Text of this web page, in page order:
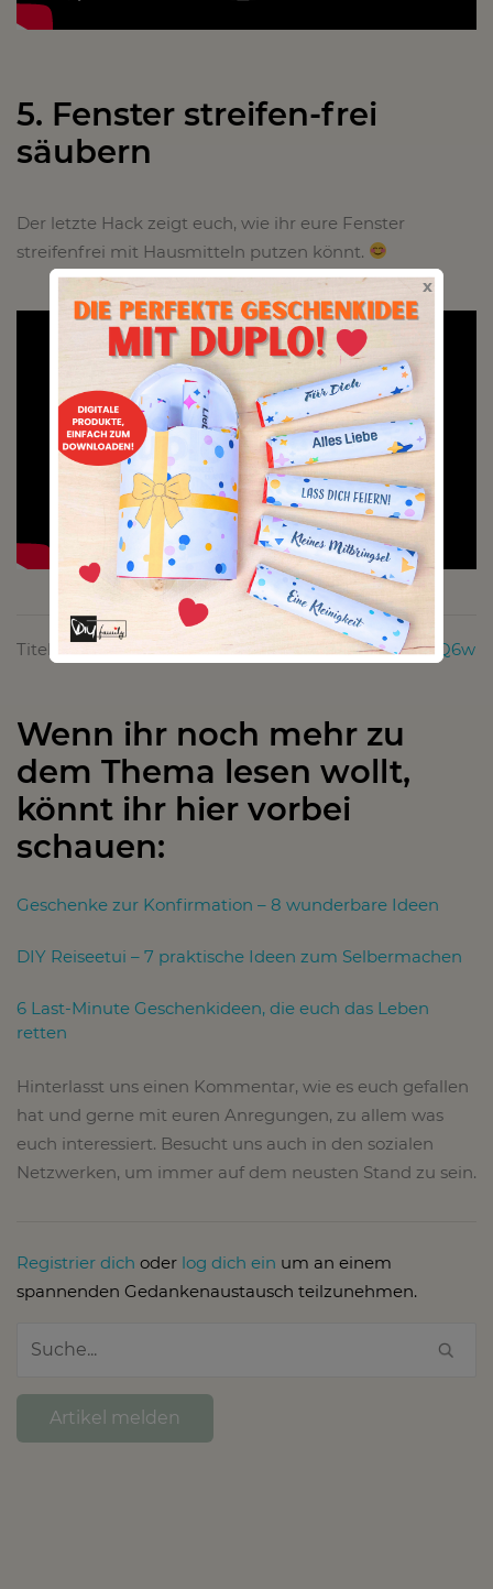
x
5. Fenster streifen-frei
säubern
Der letzte Hack zeigt euch, wie ihr eure Fenster
streifenfrei mit Hausmitteln putzen könnt.
Titelbild von:https://unsplash.com/photos/cpIgNaazQ6w
Wenn ihr noch mehr zu
dem Thema lesen wollt,
könnt ihr hier vorbei
schauen:
Geschenke zur Konfirmation – 8 wunderbare Ideen
DIY Reiseetui – 7 praktische Ideen zum Selbermachen
6 Last-Minute Geschenkideen, die euch das Leben
retten
Hinterlasst uns einen Kommentar, wie es euch gefallen
hat und gerne mit euren Anregungen, zu allem was
euch interessiert. Besucht uns auch in den sozialen
Netzwerken, um immer auf dem neusten Stand zu sein.
Registrier dich oder log dich ein um an einem
spannenden Gedankenaustausch teilzunehmen.
Artikel melden